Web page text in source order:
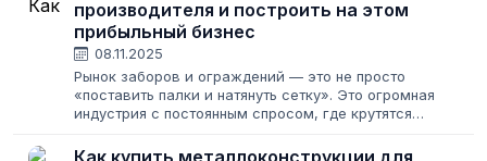
производителя и построить на этом
прибыльный бизнес
08.11.2025
Рынок заборов и ограждений — это не просто
«поставить палки и натянуть сетку». Это огромная
индустрия с постоянным спросом, где крутятся
километров ограждений вокруг дачных участков,